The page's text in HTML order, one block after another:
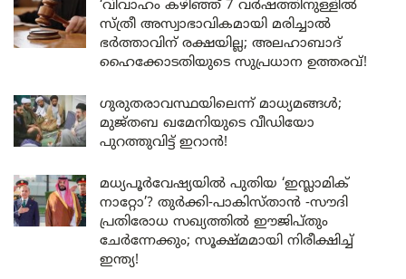
‘വിവാഹം കഴിഞ്ഞ് 7 വർഷത്തിനുള്ളിൽ
സ്ത്രീ അസ്വാഭാവികമായി മരിച്ചാൽ
ഭർത്താവിന് രക്ഷയില്ല; അലഹാബാദ്
ഹൈക്കോടതിയുടെ സുപ്രധാന ഉത്തരവ്!
ഗുരുതരാവസ്ഥയിലെന്ന് മാധ്യമങ്ങൾ;
മുജ്തബ ഖമേനിയുടെ വീഡിയോ
പുറത്തുവിട്ട് ഇറാൻ!
മധ്യപൂർവേഷ്യയിൽ പുതിയ ‘ഇസ്ലാമിക്
നാറ്റോ’? തുർക്കി-പാകിസ്താൻ -സൗദി
പ്രതിരോധ സഖ്യത്തിൽ ഈജിപ്തും
ചേർന്നേക്കും; സൂക്ഷ്മമായി നിരീക്ഷിച്ച്
ഇന്ത്യ!